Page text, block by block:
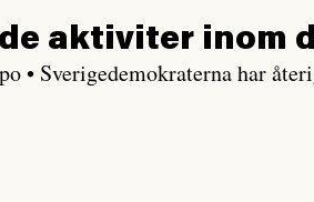
aktiviter inom
• Sverigedemokraterna har